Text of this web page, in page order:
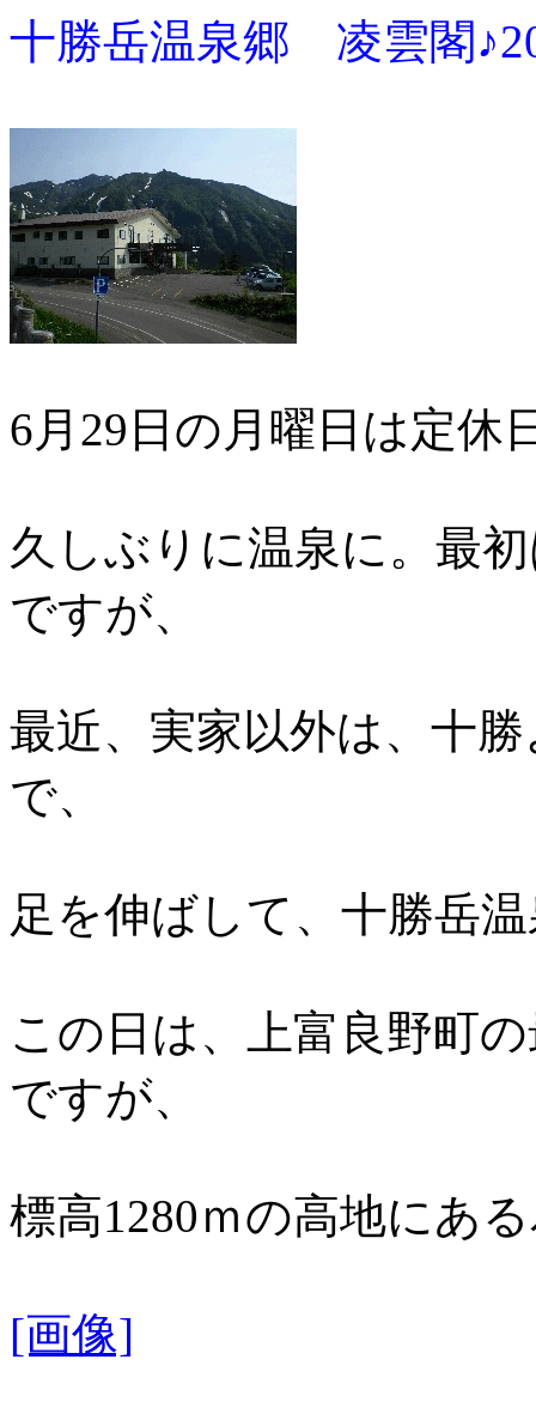
十勝岳温泉郷 凌雲閣
6月29日の月曜日は定休
久しぶりに温泉に。最
ですが、
最近、実家以外は、十
で、
足を伸ばして、十勝岳
この日は、上富良野町
ですが、
標高1280ｍの高地にあ
[画像]